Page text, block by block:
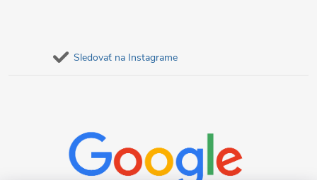
Sledovať na Instagrame